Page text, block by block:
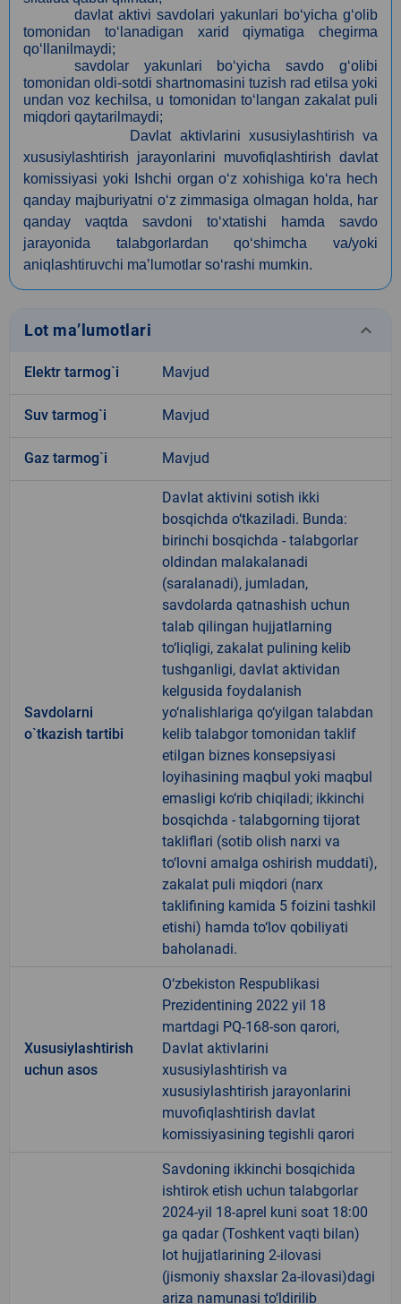
davlat aktivi savdolari yakunlari bo‘yicha g‘olib
tomonidan to‘lanadigan xarid qiymatiga chegirma
qo‘llanilmaydi;
savdolar yakunlari bo‘yicha savdo g‘olibi
tomonidan oldi-sotdi shartnomasini tuzish rad etilsa yoki
undan voz kechilsa, u tomonidan to‘langan zakalat puli
miqdori qaytarilmaydi;
Davlat aktivlarini xususiylashtirish va
xususiylashtirish jarayonlarini muvofiqlashtirish davlat
komissiyasi yoki Ishchi organ o‘z xohishiga ko‘ra hech
qanday majburiyatni o‘z zimmasiga olmagan holda, har
qanday vaqtda savdoni to‘xtatishi hamda savdo
jarayonida talabgorlardan qo‘shimcha va/yoki
aniqlashtiruvchi maʼlumotlar so‘rashi mumkin.
Lot ma’lumotlari keyboard_arrow_down
Elektr tarmog`i Mavjud
Suv tarmog`i Mavjud
Gaz tarmog`i Mavjud
Savdolarni
o`tkazish tartibi
Davlat aktivini sotish ikki
bosqichda o‘tkaziladi. Bunda:
birinchi bosqichda - talabgorlar
oldindan malakalanadi
(saralanadi), jumladan,
savdolarda qatnashish uchun
talab qilingan hujjatlarning
to‘liqligi, zakalat pulining kelib
tushganligi, davlat aktividan
kelgusida foydalanish
yo‘nalishlariga qo‘yilgan talabdan
kelib talabgor tomonidan taklif
etilgan biznes konsepsiyasi
loyihasining maqbul yoki maqbul
emasligi ko‘rib chiqiladi; ikkinchi
bosqichda - talabgorning tijorat
takliflari (sotib olish narxi va
to‘lovni amalga oshirish muddati),
zakalat puli miqdori (narx
taklifining kamida 5 foizini tashkil
etishi) hamda to‘lov qobiliyati
baholanadi.
Xususiylashtirish
uchun asos
O‘zbekiston Respublikasi
Prezidentining 2022 yil 18
martdagi PQ-168-son qarori,
Davlat aktivlarini
xususiylashtirish va
xususiylashtirish jarayonlarini
muvofiqlashtirish davlat
komissiyasining tegishli qarori
Savdoning ikkinchi bosqichida
ishtirok etish uchun talabgorlar
2024-yil 18-aprel kuni soat 18:00
ga qadar (Toshkent vaqti bilan)
lot hujjatlarining 2-ilovasi
(jismoniy shaxslar 2a-ilovasi)dagi
ariza namunasi to‘ldirilib